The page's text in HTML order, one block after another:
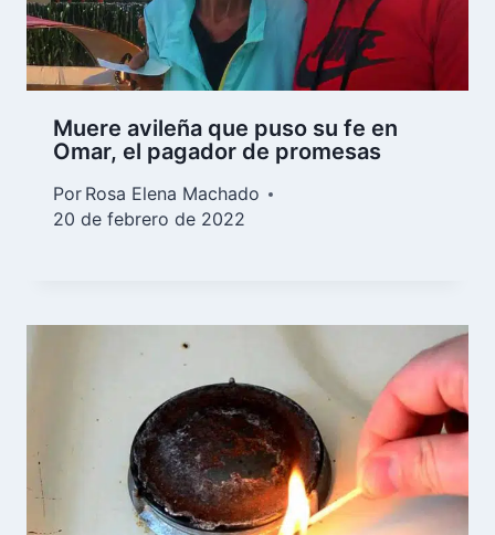
Muere avileña que puso su fe en
Omar, el pagador de promesas
Por Rosa Elena Machado
20 de febrero de 2022